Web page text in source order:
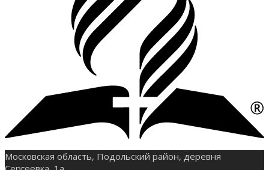
Московская область, Подольский район, деревня